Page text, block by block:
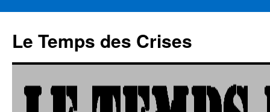
contenu
Le Temps des Crises